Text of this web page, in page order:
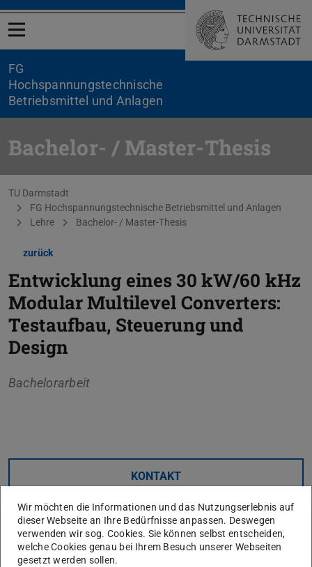
Menü öffnen
FG
Hochspannungstechnische
Betriebsmittel und Anlagen
Bachelor- / Master-Thesis
Sie befinden sich hier:
TU Darmstadt
FG Hochspannungstechnische Betriebsmittel und Anlagen
Lehre
Bachelor- / Master-Thesis
zurück
Entwicklung eines 30 kW/60 kHz
Modular Multilevel Converters:
Testaufbau, Steuerung und
Design
Bachelorarbeit
KONTAKT
Weitere Daten
Ausgeschrieben am
Wir möchten die Informationen und das Nutzungserlebnis auf
dieser Webseite an Ihre Bedürfnisse anpassen. Deswegen
verwenden wir sog. Cookies. Sie können selbst entscheiden,
welche Cookies genau bei Ihrem Besuch unserer Webseiten
gesetzt werden sollen.